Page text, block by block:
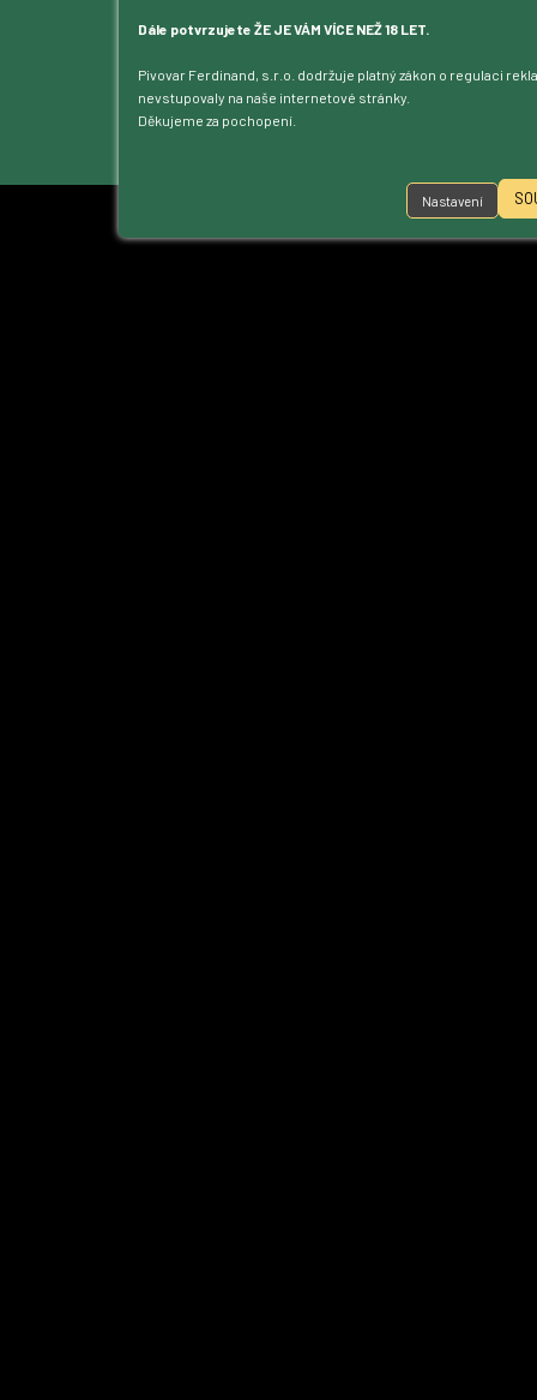
Dále potvrzujete ŽE JE VÁM VÍCE NEŽ 18 LET.
Pivovar Ferdinand, s.r.o. dodržuje platný zákon o regulaci
nevstupovaly na naše internetové stránky.
Děkujeme za pochopení.
Nastavení
Kontakt
Ke stažení
Přístupnost
Nastavení cookies